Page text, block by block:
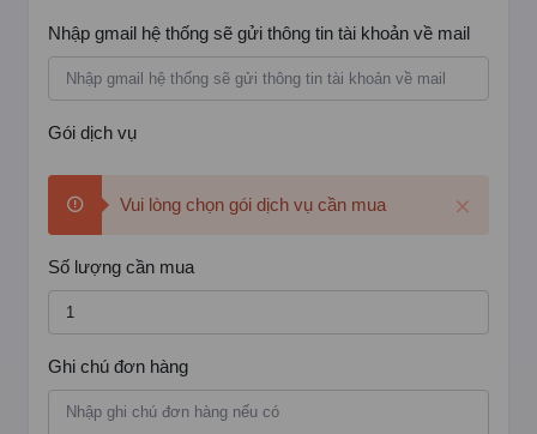
Nhập gmail hệ thống sẽ gửi thông tin tài khoản về mail
Gói dịch vụ
Vui lòng chọn gói dịch vụ cần mua
Số lượng cần mua
Ghi chú đơn hàng